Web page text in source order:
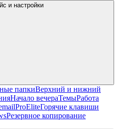
и настройки
папкиВерхний и нижний
Начало вечераТемыРабота
ProEliteГорячие клавиши
Резервное копирование